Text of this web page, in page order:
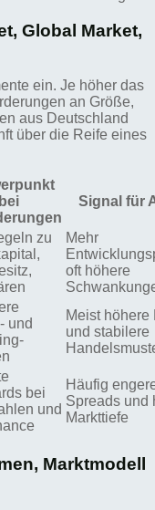
Global Market,
ein. Je höher das
an Größe,
aus Deutschland
über die Reife eines
bei
Signal für
zu
Mehr
oft höhere
und
Meist höhere
und stabilere
bei
und
Häufig
Spreads und
Markttiefe
Marktmodell